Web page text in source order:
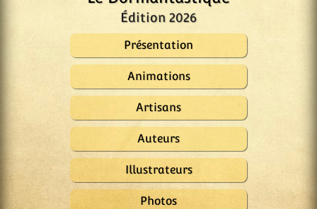
Édition 2026
Présentation
Animations
Artisans
Auteurs
Illustrateurs
Photos